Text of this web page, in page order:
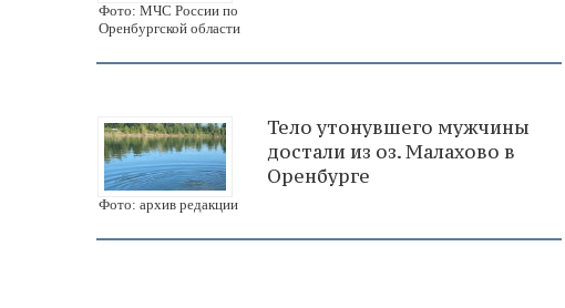
Фото: МЧС России по
Оренбургской области
Фото: архив редакции
Тело утонувшего мужчины
достали из оз. Малахово в
Оренбурге